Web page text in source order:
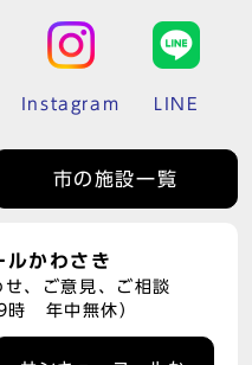
Instagram LINE
市の施設一覧
ルかわさき
、ご意見、ご相談
時 年中無休）